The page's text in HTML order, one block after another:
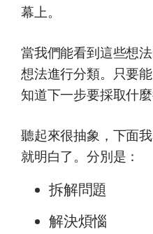
幕上。
當我們能看到這些想
想法進行分類。只要
知道下一步要採取什麼
聽起來很抽象，下面
就明白了。分別是：
拆解問題
解決煩惱